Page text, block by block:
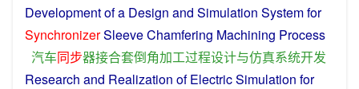
Developmentof a Design and Simulation Systemfor
SynchronizerSleeveChamfering Machining Process
汽车同步器接合套倒角加工过程设计与仿真系统开发
Research and Realization ofElectricSimulation for